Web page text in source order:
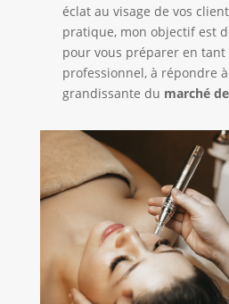
éclat au visage de vos
pratique, mon objectif est
pour vous préparer en tant
professionnel, à répondre
grandissante du marché